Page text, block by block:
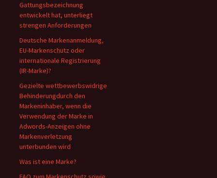
Gattungsbezeichnung
entwickelt hat, unterliegt
strengen Anforderungen
Deutsche Markenanmeldung,
EU-Markenschutz oder
internationale Registrierung
(IR-Marke)?
Gezielte wettbewerbswidrige
Behinderungdurch den
Markeninhaber, wenn die
Verwendung der Marke in
Adwords-Anzeigen ohne
Markenverletzung
unterbunden wird
Was ist eine Marke?